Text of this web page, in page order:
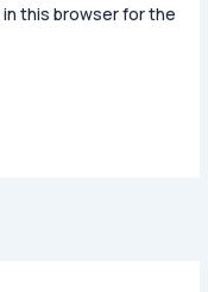
this browser for the